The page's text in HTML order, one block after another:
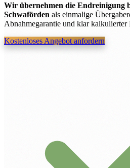
Wir übernehmen die Endreinigung
Schwaförden als einmalige
Abnahmegarantie und klar kalkulierter
Kostenloses Angebot anfordern